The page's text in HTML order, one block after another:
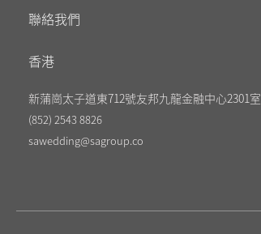
聯絡我們
香港
新蒲崗太子道東712號友邦九龍金融中心2301室
(852) 2543 8826
sawedding@sagroup.co